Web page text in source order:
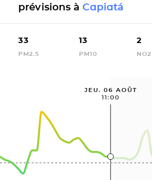
prévisions à Capiatá
33
PM2.5
13
PM10
2
NO2
JEU. 06 AOÛT
11:00